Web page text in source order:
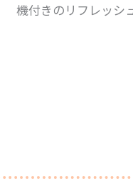
機付きのリフレッシ